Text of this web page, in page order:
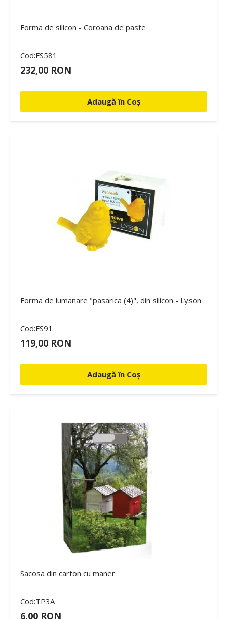
Forma de silicon - Coroana de paste
Cod:FS581
232,00 RON
Adaugă în Coș
Forma de lumanare "pasarica (4)", din silicon - Lyson
Cod:FS91
119,00 RON
Adaugă în Coș
Sacosa din carton cu maner
Cod:TP3A
6,00 RON